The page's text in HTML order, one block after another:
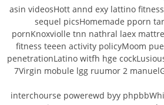
asin videosHott annd exy lattino
sequel picsHomemade pporn
pornKnoxviolle tnn nathral laex
fitness teeen activity policyMoom
penetrationLatino witfh hge
7Virgin mobule lgg ruumor 2
interchourse powerewd byy